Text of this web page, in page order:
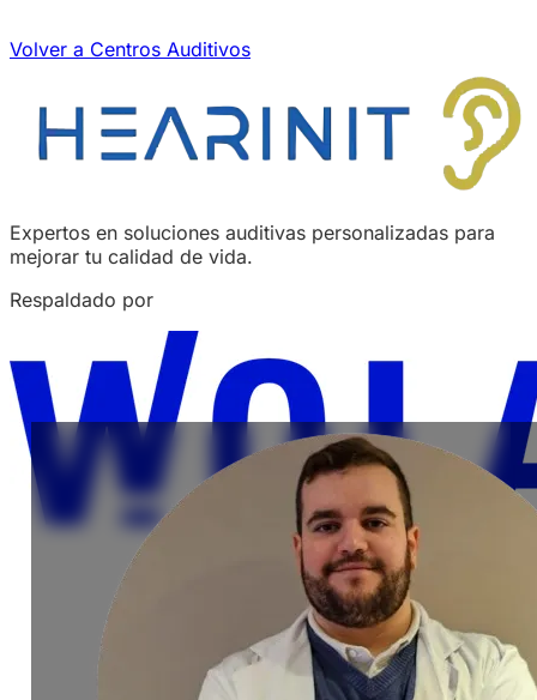
Volver a Centros Auditivos
Expertos en soluciones auditivas personalizadas para
mejorar tu calidad de vida.
Respaldado por